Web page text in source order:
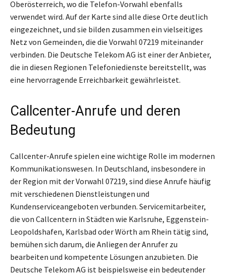
Oberösterreich, wo die Telefon-Vorwahl ebenfalls
verwendet wird. Auf der Karte sind alle diese Orte deutlich
eingezeichnet, und sie bilden zusammen ein vielseitiges
Netz von Gemeinden, die die Vorwahl 07219 miteinander
verbinden. Die Deutsche Telekom AG ist einer der Anbieter,
die in diesen Regionen Telefoniedienste bereitstellt, was
eine hervorragende Erreichbarkeit gewährleistet.
Callcenter-Anrufe und deren
Bedeutung
Callcenter-Anrufe spielen eine wichtige Rolle im modernen
Kommunikationswesen. In Deutschland, insbesondere in
der Region mit der Vorwahl 07219, sind diese Anrufe häufig
mit verschiedenen Dienstleistungen und
Kundenserviceangeboten verbunden. Servicemitarbeiter,
die von Callcentern in Städten wie Karlsruhe, Eggenstein-
Leopoldshafen, Karlsbad oder Wörth am Rhein tätig sind,
bemühen sich darum, die Anliegen der Anrufer zu
bearbeiten und kompetente Lösungen anzubieten. Die
Deutsche Telekom AG ist beispielsweise ein bedeutender